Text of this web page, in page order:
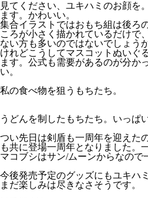
見てください、ユキハミのお顔を
ます。かわいい。
集合イラストではおもち組は後ろ
ころが小さく描かれているだけで
ない方も多いのではないでしょう
けれどこうしてマスコットぬいぐ
ます。公式も需要があるのが分か
い。
私の食べ物を狙うもちたち。
うどんを制したもちたち。いっぱ
つい先日は剣盾も一周年を迎えた
も共に登場一周年となりました。
マコブシはサン/ムーンからなので
今後発売予定のグッズにもユキハ
まだ楽しみは尽きなさそうです。